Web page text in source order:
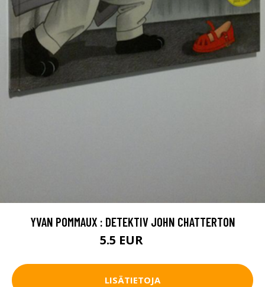
YVAN POMMAUX : DETEKTIV JOHN CHATTERTON
5.5 EUR
LISÄTIETOJA